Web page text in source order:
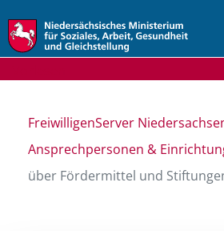
FreiwilligenServer
Ansprechpersonen &
über Fördermittel und